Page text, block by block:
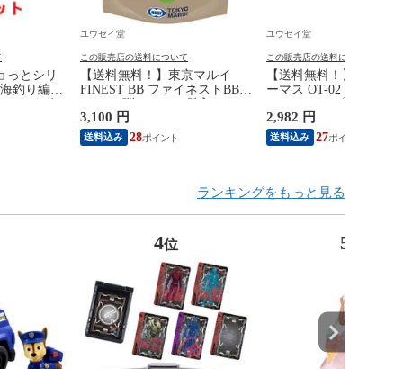
っとシリ
釣り編、
テイメン
と 魚ッ
ーム】
ユウセイ堂
この販売店の送料について
【送料無料！】東京マルイ
FINEST BB ファイネストBB
【6mmBB弾 0.20g エアガン エ
アーガン エアーソフトガン 電
動ガン ガスガン等用 PLA配
3,100 円
送料込み 28
ユウセイ堂
この販売店の送料について
【送料無料！】プラレ
ーマス OT-02 おしゃべ
語 日本語 車両単品(編
電車 きかんしゃトーマ
ーズ 機関車タカラトミ
2,982 円
送料込み 27
ランキングをもっと見る
4位 5